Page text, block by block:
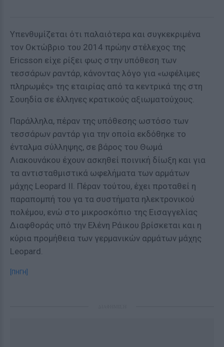
Υπενθυμίζεται ότι παλαιότερα και συγκεκριμένα
τον Οκτώβριο του 2014 πρώην στέλεχος της
Ericsson είχε ρίξει φως στην υπόθεση των
τεσσάρων ραντάρ, κάνοντας λόγο για «ωφέλιμες
πληρωμές» της εταιρίας από τα κεντρικά της στη
Σουηδία σε έλληνες κρατικούς αξιωματούχους.
Παράλληλα, πέραν της υπόθεσης ωστόσο των
τεσσάρων ραντάρ για την οποία εκδόθηκε το
ένταλμα σύλληψης, σε βάρος του Θωμά
Λιακουνάκου έχουν ασκηθεί ποινική δίωξη και για
τα αντισταθμιστικά ωφελήματα των αρμάτων
μάχης Leopard II. Πέραν τούτου, έχει προταθεί η
παραπομπή του γα τα συστήματα ηλεκτρονικού
πολέμου, ενώ στο μικροσκόπιο της Εισαγγελίας
Διαφθοράς υπό την Ελένη Ράικου βρίσκεται και η
κύρια προμήθεια των γερμανικών αρμάτων μάχης
Leopard.
[ΠΗΓΗ]